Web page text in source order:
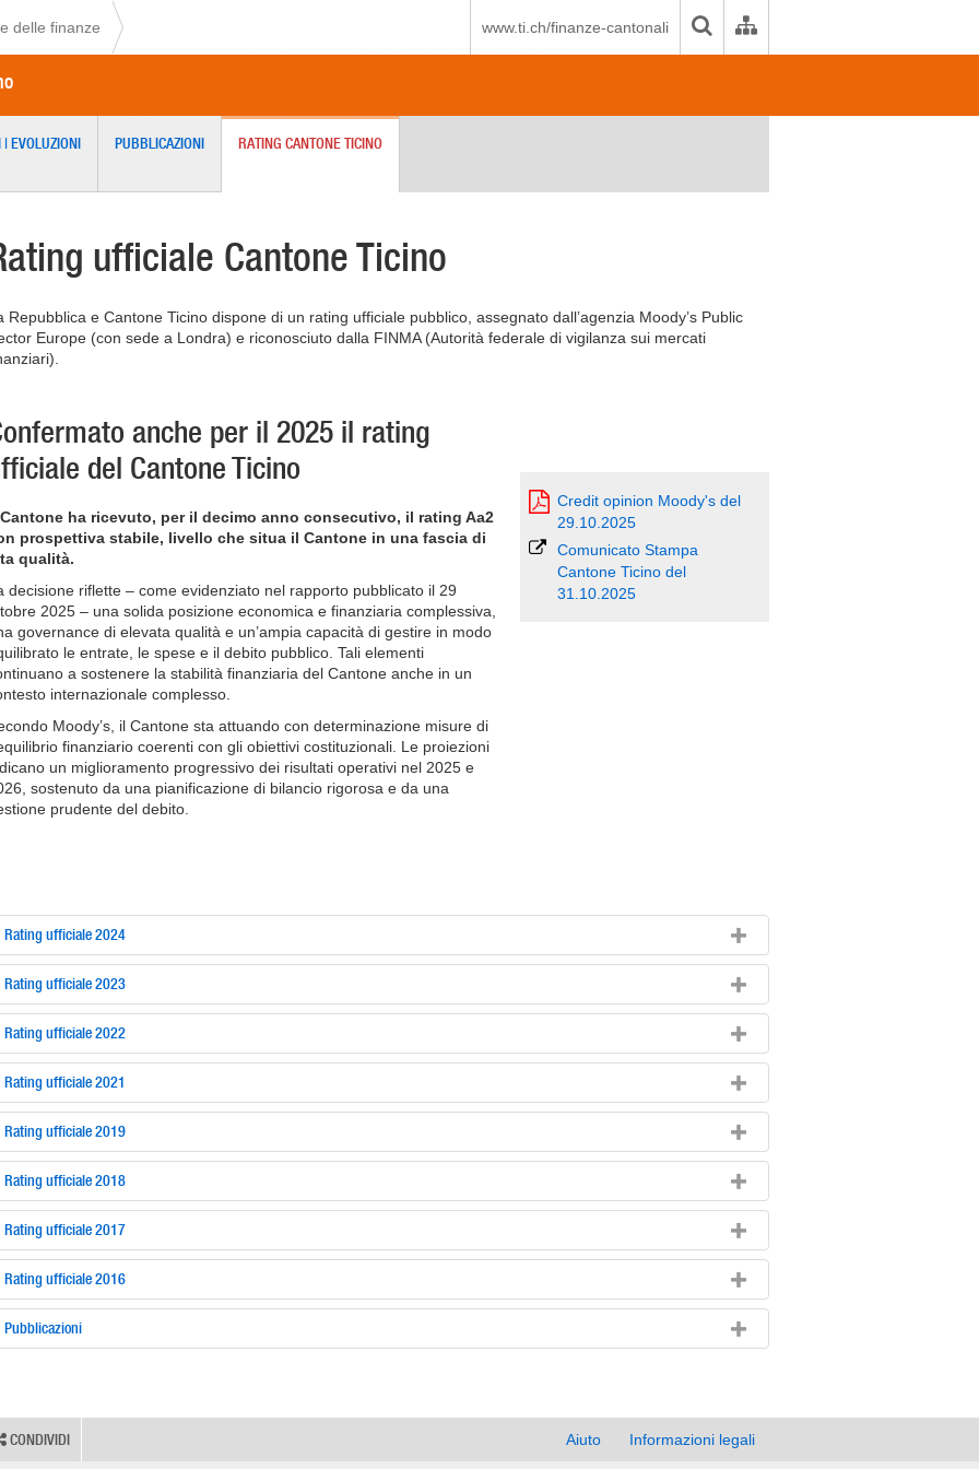
delle finanze www.ti.ch/finanze-cantonali
| EVOLUZIONI PUBBLICAZIONI RATING CANTONE TICINO
ufficiale Cantone Ticino
Repubblica e Cantone Ticino dispone di un rating ufficiale pubblico, assegnato dall’agenzia Moody’s Public
Europe (con sede a Londra) e riconosciuto dalla FINMA (Autorità federale di vigilanza sui mercati
anche per il 2025 il rating
del Cantone Ticino
ha ricevuto, per il decimo anno consecutivo, il rating Aa2
prospettiva stabile, livello che situa il Cantone in una fascia di
qualità.
decisione riflette – come evidenziato nel rapporto pubblicato il 29
2025 – una solida posizione economica e finanziaria complessiva,
governance di elevata qualità e un’ampia capacità di gestire in modo
le entrate, le spese e il debito pubblico. Tali elementi
a sostenere la stabilità finanziaria del Cantone anche in un
internazionale complesso.
Moody’s, il Cantone sta attuando con determinazione misure di
finanziario coerenti con gli obiettivi costituzionali. Le proiezioni
un miglioramento progressivo dei risultati operativi nel 2025 e
sostenuto da una pianificazione di bilancio rigorosa e da una
prudente del debito.
Credit opinion Moody's del
29.10.2025
Comunicato Stampa
Cantone Ticino del
31.10.2025
Rating ufficiale 2024
Rating ufficiale 2023
Rating ufficiale 2022
Rating ufficiale 2021
Rating ufficiale 2019
Rating ufficiale 2018
Rating ufficiale 2017
Rating ufficiale 2016
Pubblicazioni
CONDIVIDI Aiuto Informazioni legali